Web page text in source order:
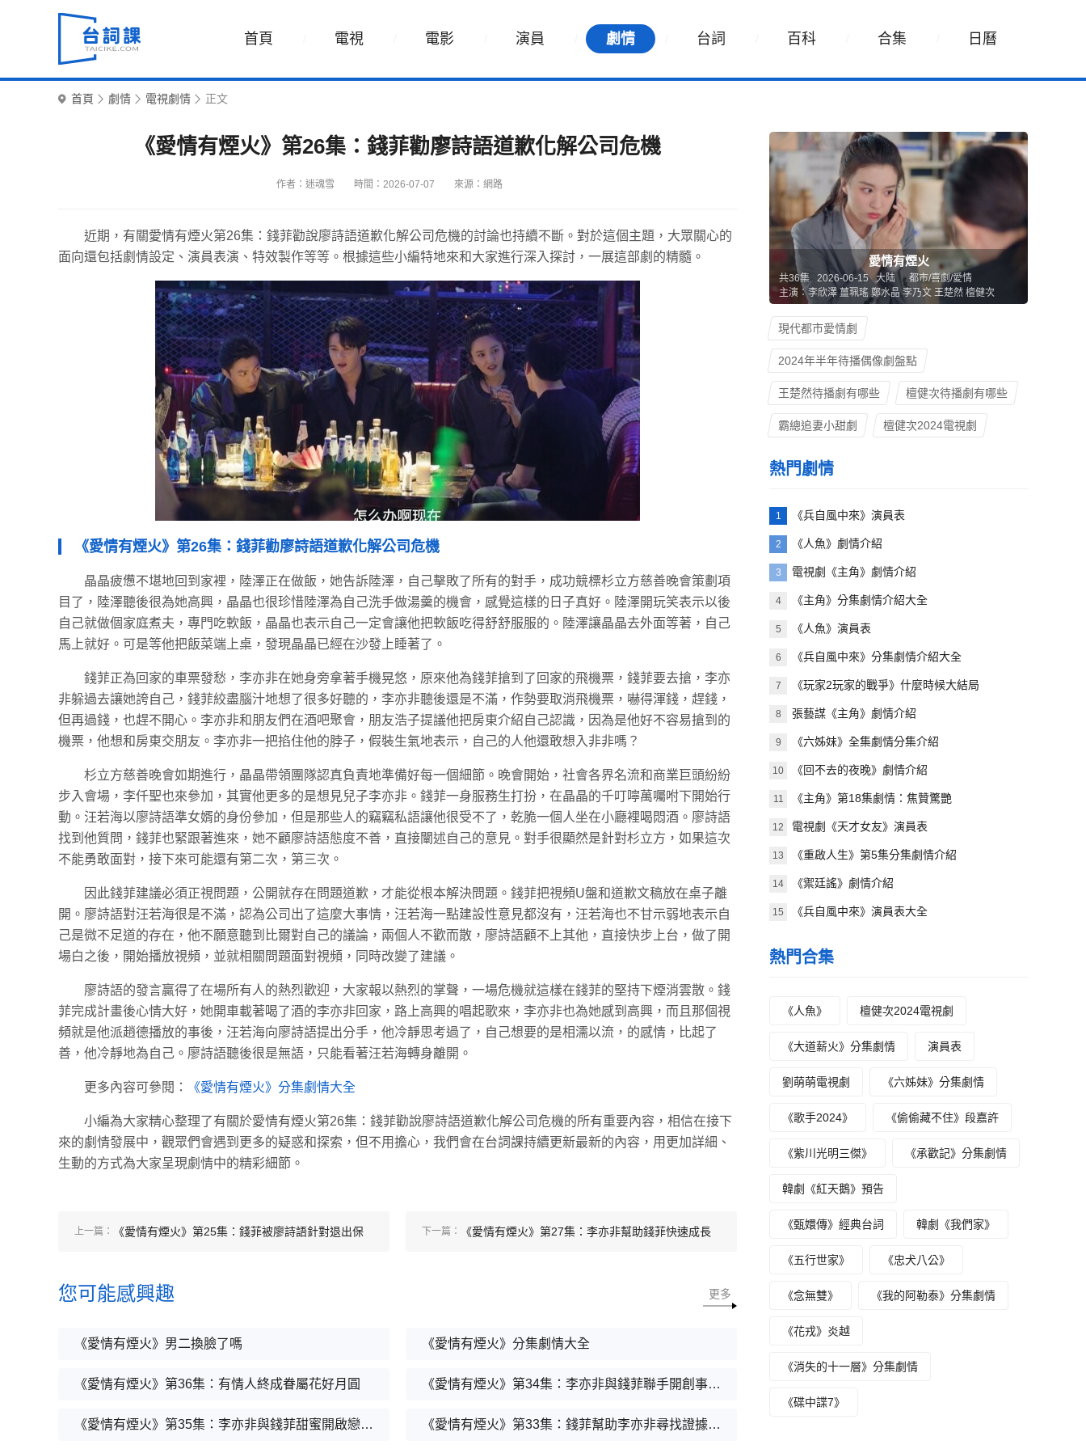
首頁 電視 電影 演員 劇情 台詞 百科 合集 日曆
首頁 劇情 電視劇情 正文
《愛情有煙火》第26集：錢菲勸廖詩語道歉化解公司危機
作者：迷魂雪 時間：2026-07-07 來源：網路
近期，有關愛情有煙火第26集：錢菲勸說廖詩語道歉化解公司危機的討論也持續不斷。對於這個主題，大眾關心的
面向還包括劇情設定、演員表演、特效製作等等。根據這些小編特地來和大家進行深入探討，一展這部劇的精髓。
《愛情有煙火》第26集：錢菲勸廖詩語道歉化解公司危機
晶晶疲憊不堪地回到家裡，陸澤正在做飯，她告訴陸澤，自己擊敗了所有的對手，成功競標杉立方慈善晚會策劃項
目了，陸澤聽後很為她高興，晶晶也很珍惜陸澤為自己洗手做湯羹的機會，感覺這樣的日子真好。陸澤開玩笑表示以後
自己就做個家庭煮夫，專門吃軟飯，晶晶也表示自己一定會讓他把軟飯吃得舒舒服服的。陸澤讓晶晶去外面等著，自己
馬上就好。可是等他把飯菜端上桌，發現晶晶已經在沙發上睡著了。
錢菲正為回家的車票發愁，李亦非在她身旁拿著手機晃悠，原來他為錢菲搶到了回家的飛機票，錢菲要去搶，李亦
非躲過去讓她誇自己，錢菲絞盡腦汁地想了很多好聽的，李亦非聽後還是不滿，作勢要取消飛機票，嚇得渾錢，趕錢，
但再過錢，也趕不開心。李亦非和朋友們在酒吧聚會，朋友浩子提議他把房東介紹自己認識，因為是他好不容易搶到的
機票，他想和房東交朋友。李亦非一把掐住他的脖子，假裝生氣地表示，自己的人他還敢想入非非嗎？
杉立方慈善晚會如期進行，晶晶帶領團隊認真負責地準備好每一個細節。晚會開始，社會各界名流和商業巨頭紛紛
步入會場，李仟聖也來參加，其實他更多的是想見兒子李亦非。錢菲一身服務生打扮，在晶晶的千叮嚀萬囑咐下開始行
動。汪若海以廖詩語準女婿的身份參加，但是那些人的竊竊私語讓他很受不了，乾脆一個人坐在小廳裡喝悶酒。廖詩語
找到他質問，錢菲也緊跟著進來，她不顧廖詩語態度不善，直接闡述自己的意見。對手很顯然是針對杉立方，如果這次
不能勇敢面對，接下來可能還有第二次，第三次。
因此錢菲建議必須正視問題，公開就存在問題道歉，才能從根本解決問題。錢菲把視頻U盤和道歉文稿放在桌子離
開。廖詩語對汪若海很是不滿，認為公司出了這麼大事情，汪若海一點建設性意見都沒有，汪若海也不甘示弱地表示自
己是微不足道的存在，他不願意聽到比爾對自己的議論，兩個人不歡而散，廖詩語顧不上其他，直接快步上台，做了開
場白之後，開始播放視頻，並就相關問題面對視頻，同時改變了建議。
廖詩語的發言贏得了在場所有人的熱烈歡迎，大家報以熱烈的掌聲，一場危機就這樣在錢菲的堅持下煙消雲散。錢
菲完成計畫後心情大好，她開車載著喝了酒的李亦非回家，路上高興的唱起歌來，李亦非也為她感到高興，而且那個視
頻就是他派趙德播放的事後，汪若海向廖詩語提出分手，他冷靜思考過了，自己想要的是相濡以流，的感情，比起了
善，他冷靜地為自己。廖詩語聽後很是無語，只能看著汪若海轉身離開。
更多內容可參閱： 《愛情有煙火》分集劇情大全
小編為大家精心整理了有關於愛情有煙火第26集：錢菲勸說廖詩語道歉化解公司危機的所有重要內容，相信在接下
來的劇情發展中，觀眾們會遇到更多的疑惑和探索，但不用擔心，我們會在台詞課持續更新最新的內容，用更加詳細、
生動的方式為大家呈現劇情中的精彩細節。
上一篇： 《愛情有煙火》第25集：錢菲被廖詩語針對退出保 下一篇： 《愛情有煙火》第27集：李亦非幫助錢菲快速成長
您可能感興趣 更多
《愛情有煙火》男二換臉了嗎 《愛情有煙火》分集劇情大全
《愛情有煙火》第36集：有情人終成眷屬花好月圓 《愛情有煙火》第34集：李亦非與錢菲聯手開創事業新篇章
《愛情有煙火》第35集：李亦非與錢菲甜蜜開啟戀愛生活 《愛情有煙火》第33集：錢菲幫助李亦非尋找證據出車禍
愛情有煙火
共36集 2026-06-15 大陆
都市/喜劇/愛情
主演：李欣澤 薑珮瑤 鄭水晶 李乃文 王楚然 檀健次
現代都市愛情劇
2024年半年待播偶像劇盤點
王楚然待播劇有哪些 檀健次待播劇有哪些
霸總追妻小甜劇 檀健次2024電視劇
熱門劇情
1 《兵自風中來》演員表
2 《人魚》劇情介紹
3 電視劇《主角》劇情介紹
4 《主角》分集劇情介紹大全
5 《人魚》演員表
6 《兵自風中來》分集劇情介紹大全
7 《玩家2玩家的戰爭》什麼時候大結局
8 張藝謀《主角》劇情介紹
9 《六姊妹》全集劇情分集介紹
10 《回不去的夜晚》劇情介紹
11 《主角》第18集劇情：焦贊驚艷
12 電視劇《天才女友》演員表
13 《重啟人生》第5集分集劇情介紹
14 《禦廷謠》劇情介紹
15 《兵自風中來》演員表大全
熱門合集
《人魚》 檀健次2024電視劇
《大道薪火》分集劇情 演員表
劉萌萌電視劇 《六姊妹》分集劇情
《歌手2024》 《偷偷藏不住》段嘉許
《紫川光明三傑》 《承歡記》分集劇情
韓劇《紅天鵝》預告
《甄嬛傳》經典台詞 韓劇《我們家》
《五行世家》 《忠犬八公》
《念無雙》 《我的阿勒泰》分集劇情
《花戎》炎越
《消失的十一層》分集劇情
《碟中諜7》